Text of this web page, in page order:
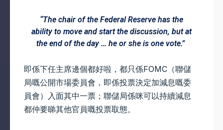
“The chair of the Federal Reserve has the
ability to move and start the discussion, but at
the end of the day … he or she is one vote.”
即係下任主席邊個都好啦，都只係FOMC（聯儲
局嘅公開市場委員會，即係投票決定加減息嘅委
員會）入面其中一票；聯儲局係咪可以持續減息
都仲要睇其他官員嘅投票取態。